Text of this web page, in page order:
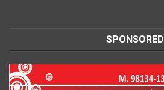
SPONSORED